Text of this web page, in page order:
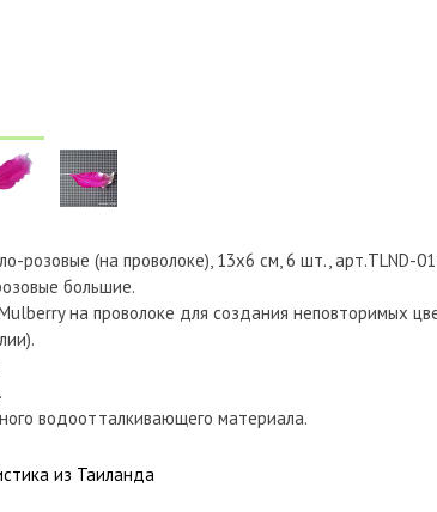
розовые (на проволоке), 13х6 см, 6 шт., арт.TLND-
большие.
на проволоке для создания неповторимых
водоотталкивающего материала.
из Таиланда